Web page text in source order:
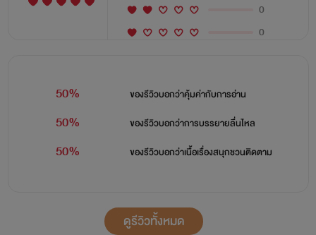
0
0
50% ของรีวิวบอกว่าคุ้มค่ากับการอ่าน
50% ของรีวิวบอกว่าการบรรยายลื่นไหล
50% ของรีวิวบอกว่าเนื้อเรื่องสนุกชวนติดตาม
ดูรีวิวทั้งหมด